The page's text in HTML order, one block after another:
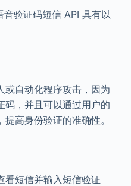
验证码短信 API 具有以
或自动化程序攻击，因为
码，并且可以通过用户的
高身份验证的准确性。
看短信并输入短信验证